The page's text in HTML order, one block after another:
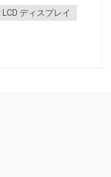
LCD ディスプレイ